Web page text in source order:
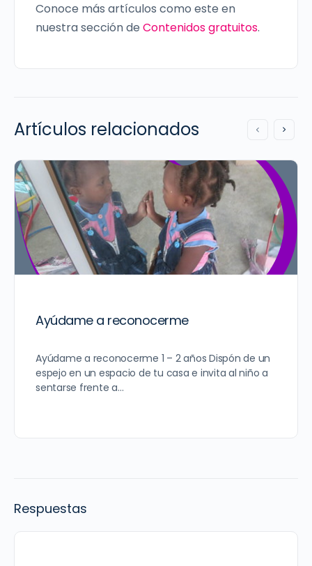
Conoce más artículos como este en
nuestra sección de Contenidos gratuitos.
Artículos relacionados
Ayúdame a reconocerme
Ayúdame a reconocerme 1 – 2 años Dispón de un
espejo en un espacio de tu casa e invita al niño a
sentarse frente a…
Respuestas